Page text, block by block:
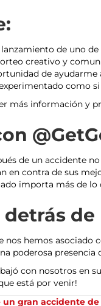
de uno
creativo y
de
como
más información y
de un accidente
en contra de sus
importa más de lo
de
nos hemos asociado
poderosa
con nosotros en
está por venir!
gran accidente